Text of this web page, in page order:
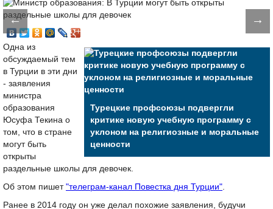
← →
Турецкие профсоюзы подвергли
критике новую учебную программу с
уклоном на религиозные и моральные
ценности
Одна из
обсуждаемый тем
в Турции в эти дни
- заявления
министра
образования
Юсуфа Текина о
том, что в стране
могут быть
открыты
раздельные школы для девочек.
Об этом пишет "телеграм-канал Повестка дня Турции".
Ранее в 2014 году он уже делал похожие заявления, будучи